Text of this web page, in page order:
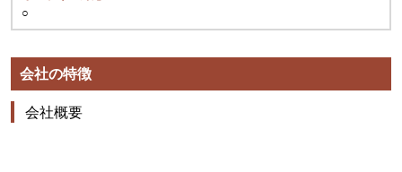
○
会社の特徴
会社概要